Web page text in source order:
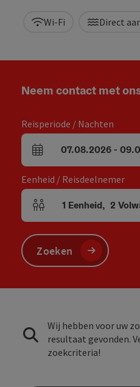
Wi-Fi Direct
Neem contact met
Reisperiode / Nachten
Velden voor aankomst en
07.08.2026-
Eenheid / Reisdeelnemer
Aantal eenheden en
1 Eenheid, 2
Zoeken
Wij hebben voor uw
resultaat gevonden.
zoekcriteria!